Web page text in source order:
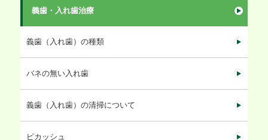
義歯・入れ歯治療
義歯（入れ歯）の種類
バネの無い入れ歯
義歯（入れ歯）の清掃について
ピカッシュ